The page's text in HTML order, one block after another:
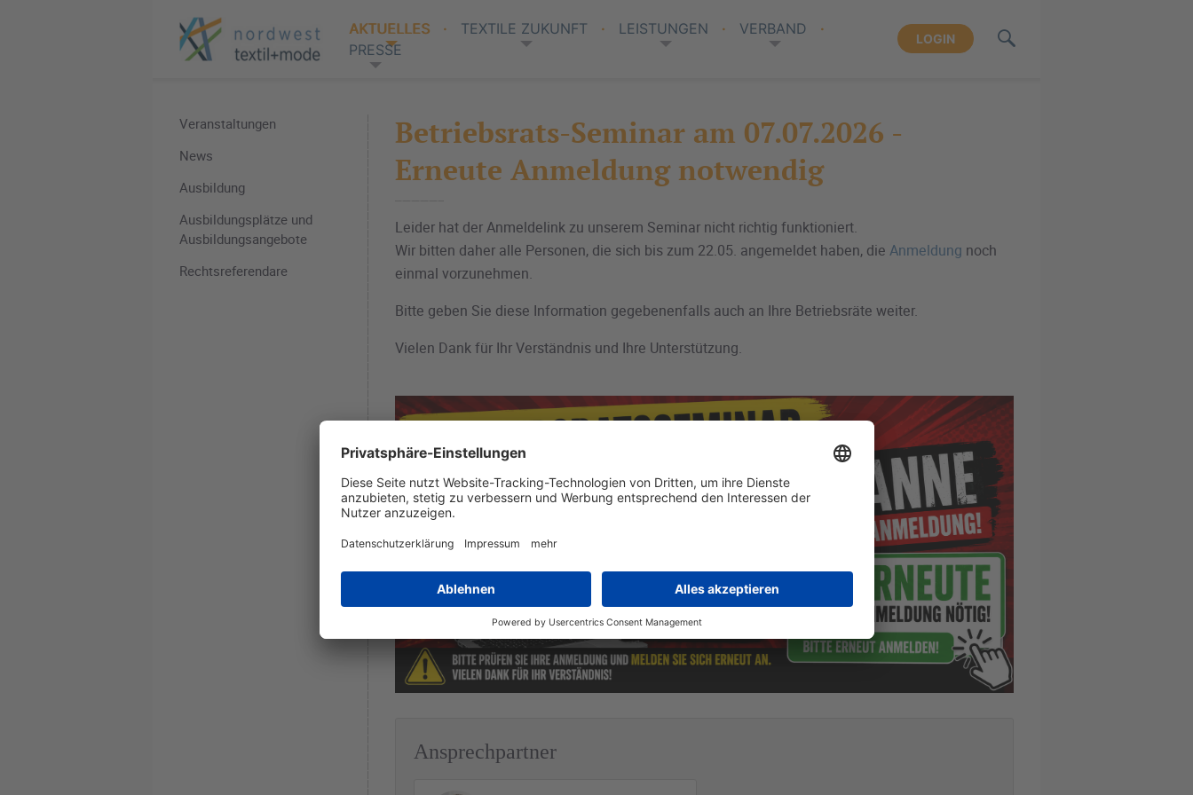
AKTUELLES TEXTILE ZUKUNFT LEISTUNGEN
VERBAND
PRESSE
LOGIN
Veranstaltungen
News
Ausbildung
Ausbildungsplätze und
Ausbildungsangebote
Rechtsreferendare
Betriebsrats-Seminar am 07.07.2026 -
Erneute Anmeldung notwendig
Leider hat der Anmeldelink zu unserem Seminar nicht richtig funktioniert.
Wir bitten daher alle Personen, die sich bis zum 22.05. angemeldet haben, die Anmeldung noch
einmal vorzunehmen.
Bitte geben Sie diese Information gegebenenfalls auch an Ihre Betriebsräte weiter.
Vielen Dank für Ihr Verständnis und Ihre Unterstützung.
Ansprechpartner